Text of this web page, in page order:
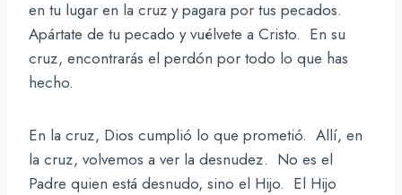
en tu lugar en la cruz y pagara por tus pecados.
Apártate de tu pecado y vuélvete a Cristo. En su
cruz, encontrarás el perdón por todo lo que has
hecho.
En la cruz, Dios cumplió lo que prometió. Allí, en
la cruz, volvemos a ver la desnudez. No es el
Padre quien está desnudo, sino el Hijo. El Hijo